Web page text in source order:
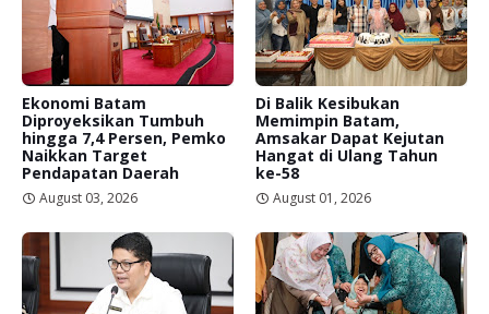
Ekonomi Batam
Diproyeksikan Tumbuh
hingga 7,4 Persen, Pemko
Naikkan Target
Pendapatan Daerah
August 03, 2026
Di Balik Kesibukan
Memimpin Batam,
Amsakar Dapat Kejutan
Hangat di Ulang Tahun
ke-58
August 01, 2026